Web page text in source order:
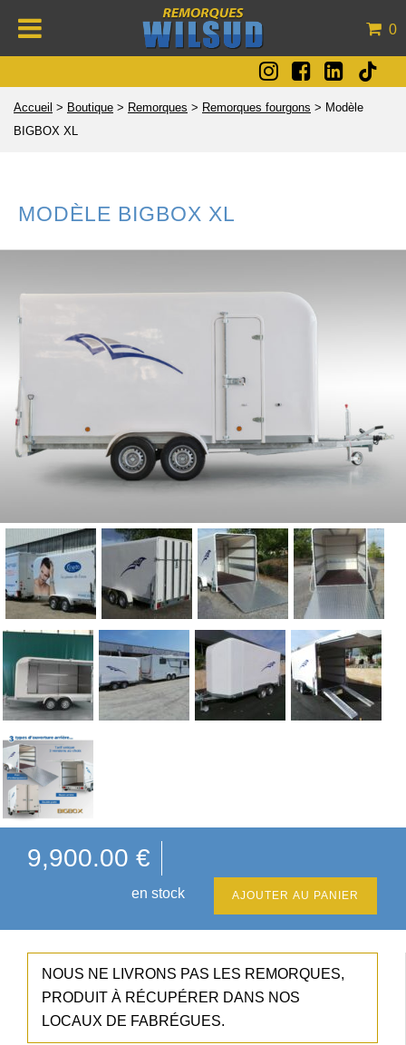
Accueil > Boutique > Remorques > Remorques fourgons > Modèle
BIGBOX XL
MODÈLE BIGBOX XL
9,900.00 €
en stock AJOUTER AU PANIER
NOUS NE LIVRONS PAS LES REMORQUES,
PRODUIT À RÉCUPÉRER DANS NOS
LOCAUX DE FABRÉGUES.
0